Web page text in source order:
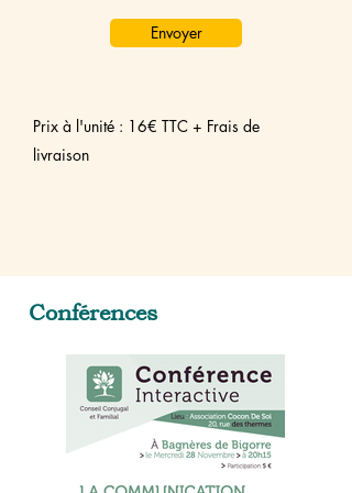
Envoyer
Prix à l'unité : 16€ TTC + Frais de
livraison
Conférences